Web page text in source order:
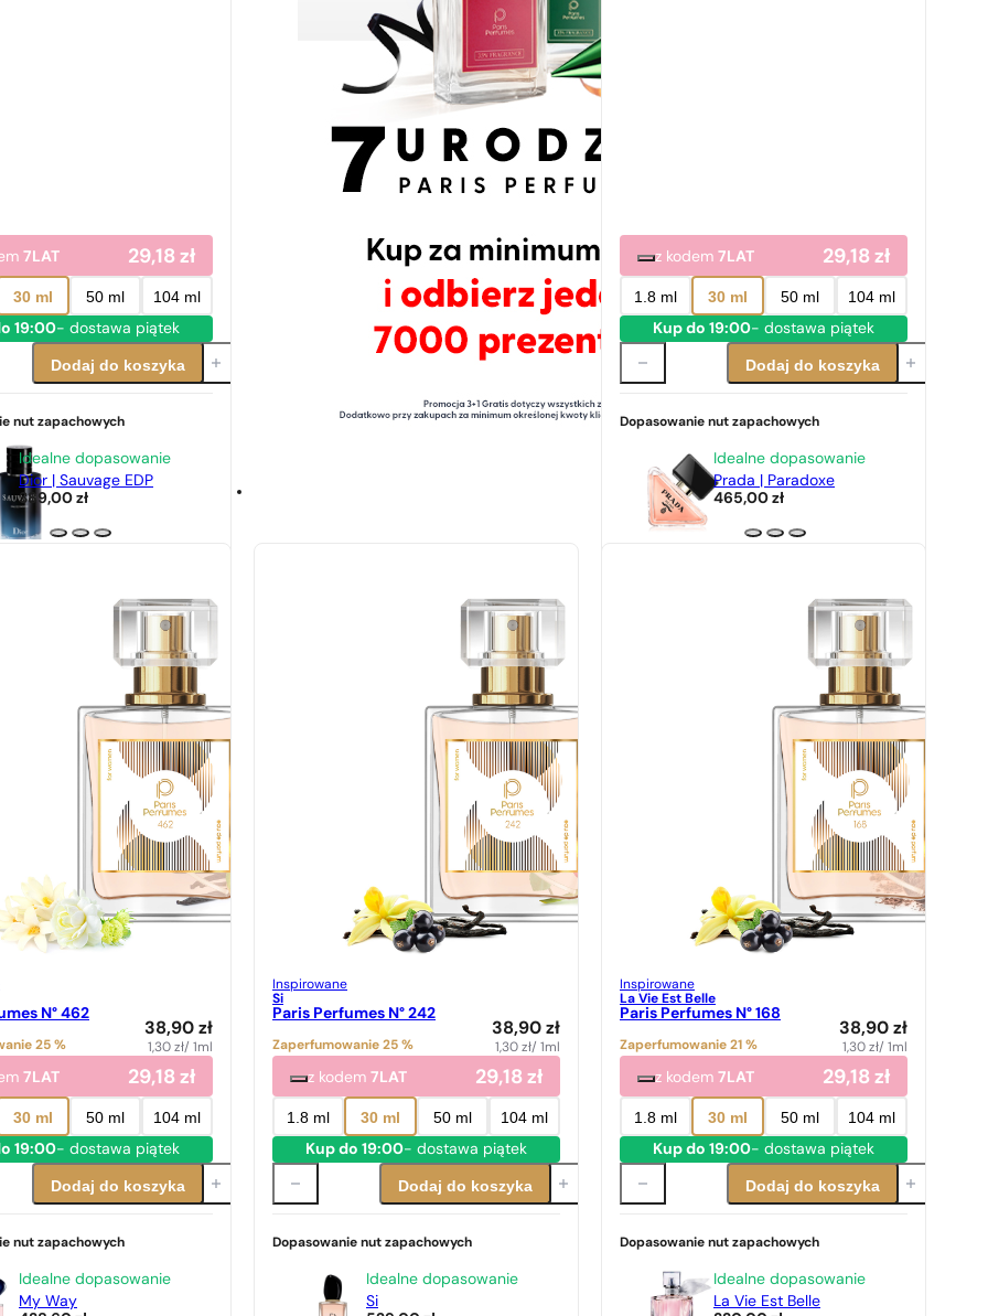
7LAT 29,18 zł
30 ml 50 ml 104 ml
19:00- dostawa piątek
Dodaj do koszyka
nut zapachowych
Idealne dopasowanie
Dior | Sauvage EDP
389,00 zł
z kodem 7LAT 29,18 zł
1.8 ml 30 ml 50 ml 104 ml
Kup do 19:00- dostawa piątek
Dodaj do koszyka
Dopasowanie nut zapachowych
Idealne dopasowanie
Prada | Paradoxe
465,00 zł
N° 462
25 %
38,90 zł
1,30 zł/ 1ml
7LAT 29,18 zł
30 ml 50 ml 104 ml
19:00- dostawa piątek
Dodaj do koszyka
nut zapachowych
Idealne dopasowanie
My Way
Inspirowane
Si
Paris Perfumes N° 242
Zaperfumowanie 25 %
38,90 zł
1,30 zł/ 1ml
z kodem 7LAT 29,18 zł
1.8 ml 30 ml 50 ml 104 ml
Kup do 19:00- dostawa piątek
Dodaj do koszyka
Dopasowanie nut zapachowych
Idealne dopasowanie
Si
Inspirowane
La Vie Est Belle
Paris Perfumes N° 168
Zaperfumowanie 21 %
38,90 zł
1,30 zł/ 1ml
z kodem 7LAT 29,18 zł
1.8 ml 30 ml 50 ml 104 ml
Kup do 19:00- dostawa piątek
Dodaj do koszyka
Dopasowanie nut zapachowych
Idealne dopasowanie
La Vie Est Belle